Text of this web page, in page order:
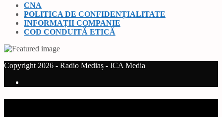
CNA
POLITICA DE CONFIDENȚIALITATE
INFORMAȚII COMPANIE
COD CONDUITĂ ETICĂ
Copyright 2026 - Radio Mediaș - ICA Media